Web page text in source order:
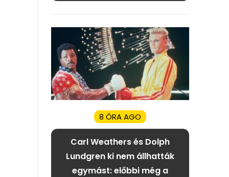
8 ÓRA AGO
Carl Weathers és Dolph
Lundgren ki nem állhatták
egymást: előbbi még a